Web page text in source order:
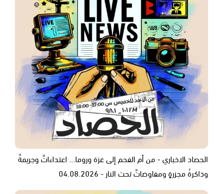
الحصاد الاخباري - من أم الفحم إلى غزة وروما... اعتداءاتٌ وجريمةٌ
وذاكرةُ مجزرةٍ ومفاوضاتٌ تحت النار - 04.08.2026